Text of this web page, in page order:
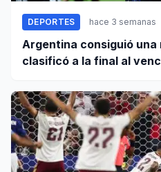
DEPORTES hace 3 semanas
Argentina consiguió
clasificó a la final al